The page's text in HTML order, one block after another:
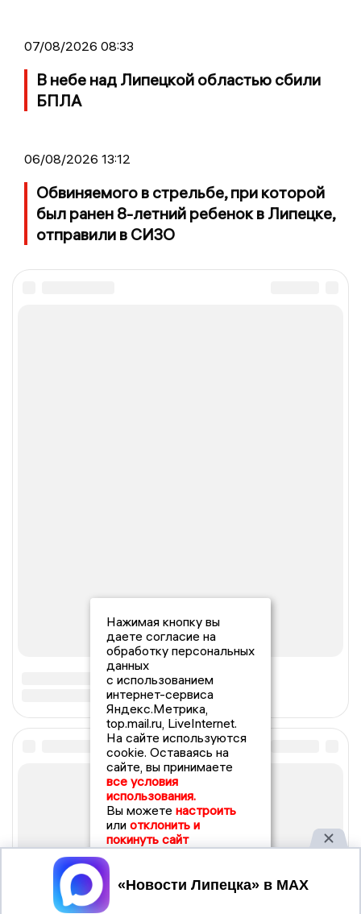
07/08/2026 08:33
В небе над Липецкой областью сбили
БПЛА
06/08/2026 13:12
Обвиняемого в стрельбе, при которой
был ранен 8-летний ребенок в Липецке,
отправили в СИЗО
Нажимая кнопку вы
даете согласие на
обработку персональных
данных
с использованием
интернет-сервиса
Яндекс.Метрика,
top.mail.ru, LiveInternet.
На сайте используются
cookie. Оставаясь на
сайте, вы принимаете
все условия
использования.
Вы можете настроить
или отклонить и
покинуть сайт
Принять